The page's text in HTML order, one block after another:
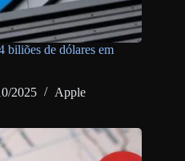
biliões de dólares em
2025 Apple